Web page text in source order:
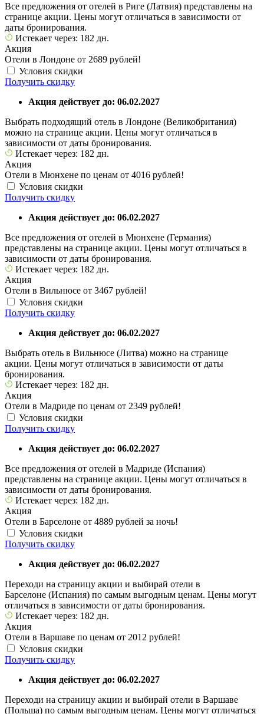
Все предложения от отелей в Риге (Латвия) представлены на
странице акции. Цены могут отличаться в зависимости от
даты бронирования.
Истекает через: 182 дн.
Акция
Отели в Лондоне от 2689 рублей!
Условия скидки
Получить скидку
Акция действует до: 06.02.2027
Выбрать подходящий отель в Лондоне (Великобритания)
можно на странице акции. Цены могут отличаться в
зависимости от даты бронирования.
Истекает через: 182 дн.
Акция
Отели в Мюнхене по ценам от 4016 рублей!
Условия скидки
Получить скидку
Акция действует до: 06.02.2027
Все предложения от отелей в Мюнхене (Германия)
представлены на странице акции. Цены могут отличаться в
зависимости от даты бронирования.
Истекает через: 182 дн.
Акция
Отели в Вильнюсе от 3467 рублей!
Условия скидки
Получить скидку
Акция действует до: 06.02.2027
Выбрать отель в Вильнюсе (Литва) можно на странице
акции. Цены могут отличаться в зависимости от даты
бронирования.
Истекает через: 182 дн.
Акция
Отели в Мадриде по ценам от 2349 рублей!
Условия скидки
Получить скидку
Акция действует до: 06.02.2027
Все предложения от отелей в Мадриде (Испания)
представлены на странице акции. Цены могут отличаться в
зависимости от даты бронирования.
Истекает через: 182 дн.
Акция
Отели в Барселоне от 4889 рублей за ночь!
Условия скидки
Получить скидку
Акция действует до: 06.02.2027
Переходи на страницу акции и выбирай отели в
Барселоне (Испания) по самым выгодным ценам. Цены могут
отличаться в зависимости от даты бронирования.
Истекает через: 182 дн.
Акция
Отели в Варшаве по ценам от 2012 рублей!
Условия скидки
Получить скидку
Акция действует до: 06.02.2027
Переходи на страницу акции и выбирай отели в Варшаве
(Польша) по самым выгодным ценам. Цены могут отличаться